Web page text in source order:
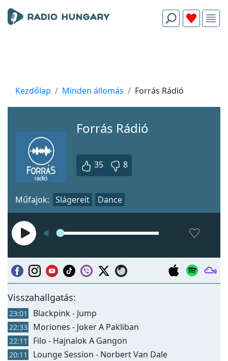
Kezdőlap Minden állomás Forrás Rádió
Forrás Rádió
35 8
Műfajok: Slágereit Dance
Visszahallgatás:
23:01 Blackpink - Jump
22:33 Moriones - Joker A Pakliban
22:11 Filo - Hajnalok A Gangon
20:11 Lounge Session - Norbert Van Dale